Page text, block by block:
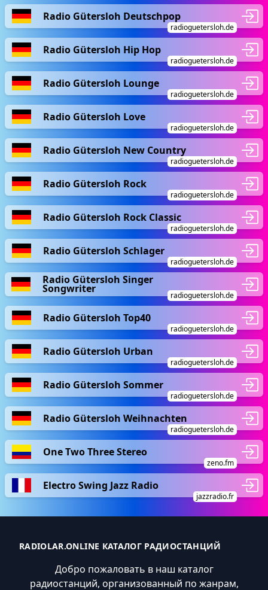
Radio Gütersloh Deutschpop
radioguetersloh.de
Radio Gütersloh Hip Hop
radioguetersloh.de
Radio Gütersloh Lounge
radioguetersloh.de
Radio Gütersloh Love
radioguetersloh.de
Radio Gütersloh New Country
radioguetersloh.de
Radio Gütersloh Rock
radioguetersloh.de
Radio Gütersloh Rock Classic
radioguetersloh.de
Radio Gütersloh Schlager
radioguetersloh.de
Radio Gütersloh Singer
Songwriter
radioguetersloh.de
Radio Gütersloh Top40
radioguetersloh.de
Radio Gütersloh Urban
radioguetersloh.de
Radio Gütersloh Sommer
radioguetersloh.de
Radio Gütersloh Weihnachten
radioguetersloh.de
One Two Three Stereo
zeno.fm
Electro Swing Jazz Radio
jazzradio.fr
RADIOLAR.ONLINE КАТАЛОГ РАДИОСТАНЦИЙ
Добро пожаловать в наш каталог
радиостанций, организованный по жанрам,